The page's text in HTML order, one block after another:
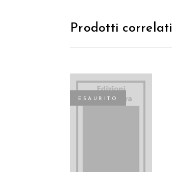
Prodotti correlati
ESAURITO